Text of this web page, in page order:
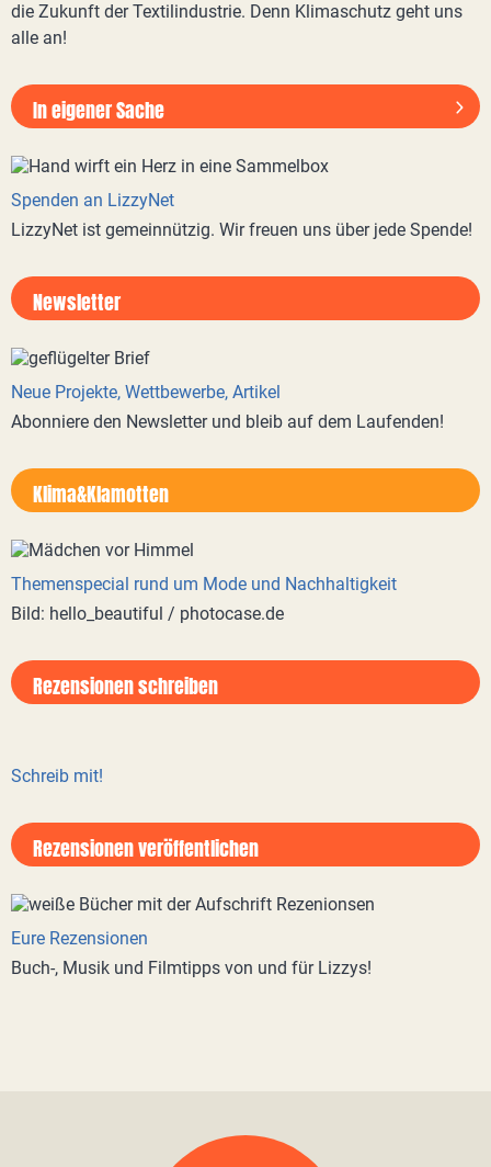
die Zukunft der Textilindustrie. Denn Klimaschutz geht uns
alle an!
In eigener Sache
Spenden an LizzyNet
LizzyNet ist gemeinnützig. Wir freuen uns über jede Spende!
Newsletter
Neue Projekte, Wettbewerbe, Artikel
Abonniere den Newsletter und bleib auf dem Laufenden!
Klima&Klamotten
Themenspecial rund um Mode und Nachhaltigkeit
Bild: hello_beautiful / photocase.de
Rezensionen schreiben
Schreib mit!
Rezensionen veröffentlichen
Eure Rezensionen
Buch-, Musik und Filmtipps von und für Lizzys!